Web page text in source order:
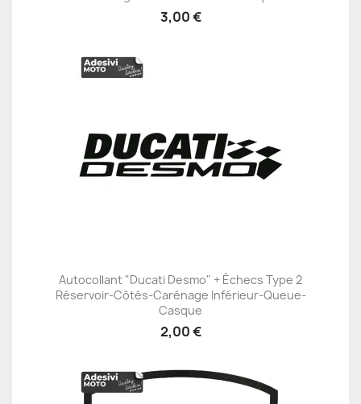
3,00 €
Autocollant "Ducati Desmo" + Échecs Type 2
Réservoir-Côtés-Carénage Inférieur-Queue-
Casque
2,00 €